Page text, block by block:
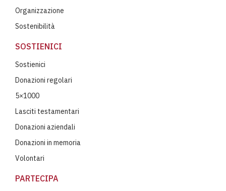
Organizzazione
Sostenibilità
SOSTIENICI
Sostienici
Donazioni regolari
5×1000
Lasciti testamentari
Donazioni aziendali
Donazioni in memoria
Volontari
PARTECIPA